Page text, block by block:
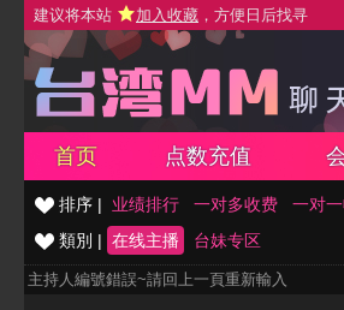
建议将本站 加入收藏 ，方便日后找寻
首页 点数充值
排序 | 业绩排行 一对多收费
一对
類別 | 在线主播 台妹专区
主持人編號錯誤~請回上一頁重新輸入